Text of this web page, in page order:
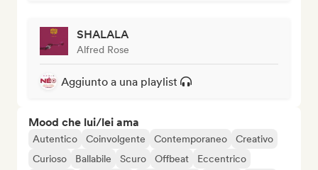
SHALALA
Alfred Rose
Aggiunto a una playlist
Mood che lui/lei ama
Autentico Coinvolgente Contemporaneo
Creativo
Curioso
Ballabile Scuro Offbeat
Eccentrico